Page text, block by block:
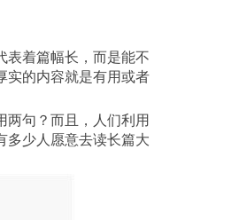
实的内容就是有用或者
多少人愿意去读长篇大